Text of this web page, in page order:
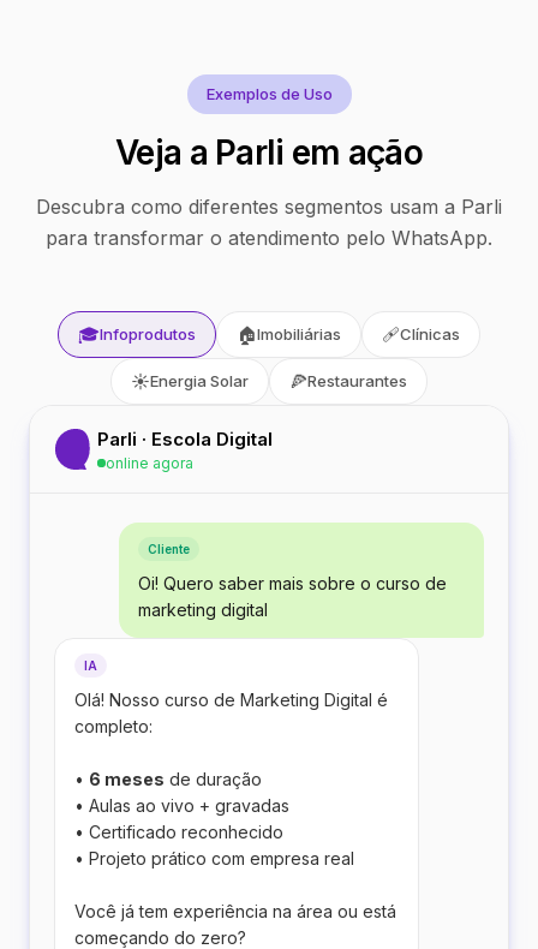
Exemplos de Uso
Veja a Parli em ação
Descubra como diferentes segmentos usam a Parli
para transformar o atendimento pelo WhatsApp.
🎓Infoprodutos 🏠Imobiliárias 🩹Clínicas
☀️Energia Solar 🍕Restaurantes
Parli · Escola Digital
online agora
Cliente
Oi! Quero saber mais sobre o curso de
marketing digital
IA
Olá! Nosso curso de Marketing Digital é
completo:
• 6 meses de duração
• Aulas ao vivo + gravadas
• Certificado reconhecido
• Projeto prático com empresa real
Você já tem experiência na área ou está
começando do zero?